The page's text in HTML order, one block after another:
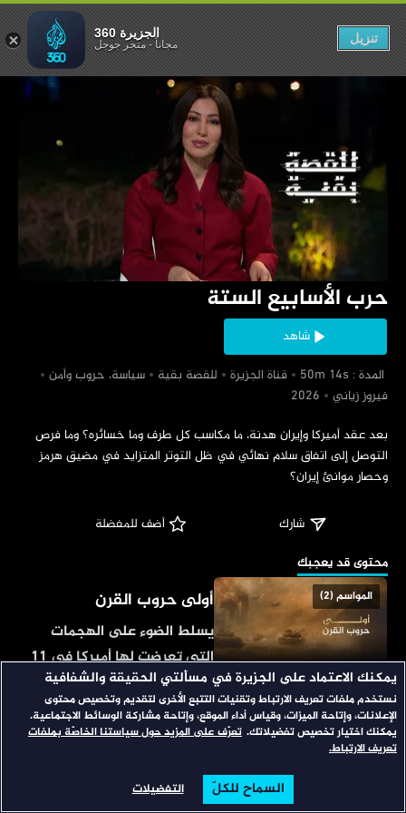
تصفح
‏حرب الأسابيع الستة
شاهد
‏ المدة : 50m 14s
‏قناة الجزيرة ‏للقصة بقية
‏سياسة، حروب وأمن
‏فيروز زياني
وحصار موانئ إيران؟
شارك
أضف للمفضلة
‏محتوى قد يعجبك
المواسم (2) أولى حروب القرن
يسلط الضوء على الهجمات
التي تعرضت لها أميركا في 11
سبتمبر 2001، وتداعياتها
المحلية والإقليمية والدولية
وشكل الرد الأميركي عليها؛ إذ
لأفغانستان في أكتوبر 2001.
المواسم (3) شبكات
برنامج يعكس أبرز القصص
الاجتماعي ويعيد صياغة
الأسابيع الستة
الجزيرة 360
مجاناً-متجر جوجل تنزيل
يمكنك الاعتماد على الجزيرة في مسألتي الحقيقة والشفافية
نستخدم ملفات تعريف الارتباط وتقنيات التتبع الأخرى لتقديم وتخصيص محتوى
الإعلانات، وإتاحة الميزات، وقياس أداء الموقع، وإتاحة مشاركة الوسائط الاجتماعية.
يمكنك اختيار تخصيص تفضيلاتك. تعرّف على المزيد حول سياستنا الخاصّة بملفات
تعريف الارتباط.
التفضيلات السماح للكلّ